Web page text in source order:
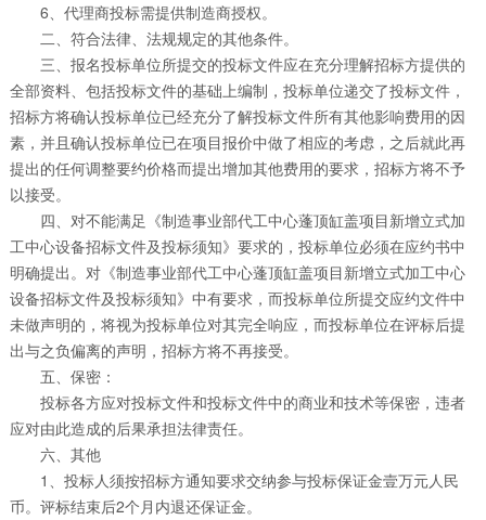
6、代理商投标需提供制造商授权。
二、符合法律、法规规定的其他条件。
三、报名投标单位所提交的投标文件应在充分理解招标方提供的
全部资料、包括投标文件的基础上编制，投标单位递交了投标文件，
招标方将确认投标单位已经充分了解投标文件所有其他影响费用的因
素，并且确认投标单位已在项目报价中做了相应的考虑，之后就此再
提出的任何调整要约价格而提出增加其他费用的要求，招标方将不予
以接受。
四、对不能满足《制造事业部代工中心蓬顶缸盖项目新增立式加
工中心设备招标文件及投标须知》要求的，投标单位必须在应约书中
明确提出。对《制造事业部代工中心蓬顶缸盖项目新增立式加工中心
设备招标文件及投标须知》中有要求，而投标单位所提交应约文件中
未做声明的，将视为投标单位对其完全响应，而投标单位在评标后提
出与之负偏离的声明，招标方将不再接受。
五、保密：
投标各方应对投标文件和投标文件中的商业和技术等保密，违者
应对由此造成的后果承担法律责任。
六、其他
1、投标人须按招标方通知要求交纳参与投标保证金壹万元人民
币。评标结束后2个月内退还保证金。